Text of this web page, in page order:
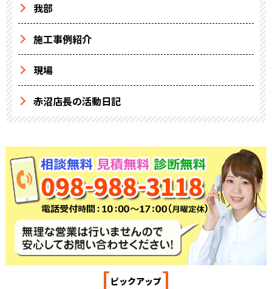
我部
施工事例紹介
現場
赤沼店長の活動日記
[ピックアップ]